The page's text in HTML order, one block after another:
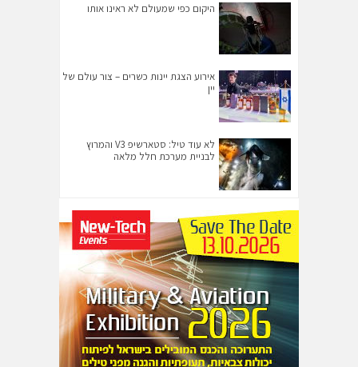
היקום כפי שמעולם לא ראינו אותו
אירוע הצגת יינות כשרים – צור עולם של
יין
לא עוד טיל: סטארשיפ V3 והמרוץ
לבניית מערכת חלל מלאה